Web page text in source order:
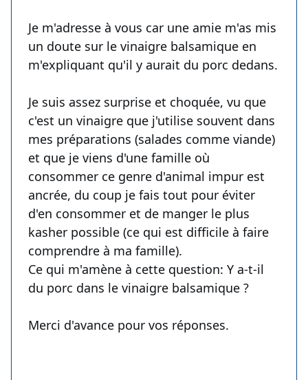
Je m'adresse à vous car une amie m'as mis
un doute sur le vinaigre balsamique en
m'expliquant qu'il y aurait du porc dedans.
Je suis assez surprise et choquée, vu que
c'est un vinaigre que j'utilise souvent dans
mes préparations (salades comme viande)
et que je viens d'une famille où
consommer ce genre d'animal impur est
ancrée, du coup je fais tout pour éviter
d'en consommer et de manger le plus
kasher possible (ce qui est difficile à faire
comprendre à ma famille).
Ce qui m'amène à cette question: Y a-t-il
du porc dans le vinaigre balsamique ?
Merci d'avance pour vos réponses.